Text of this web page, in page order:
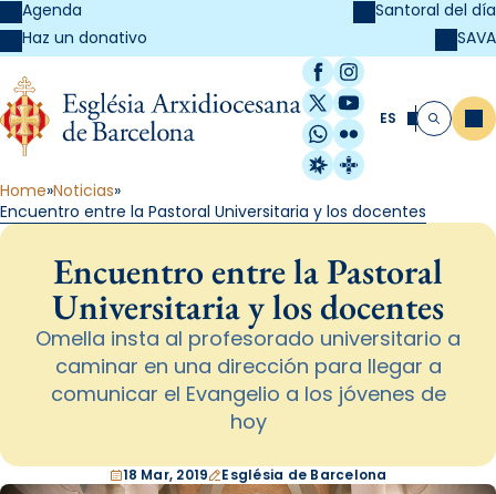
Agenda
Haz un donativo
Santoral del día
SAVA
Facebook
Instagram
X / Twitter
YouTube
WhatsApp
Flickr
Radio Estel
Catalunya
ES Buscar
Home Noticias
Encuentro entre la Pastoral Universitaria y los docentes
Encuentro entre la Pastoral
Universitaria y los docentes
Omella insta al profesorado universitario a
caminar en una dirección para llegar a
comunicar el Evangelio a los jóvenes de
hoy
18 Mar, 2019 Església de Barcelona